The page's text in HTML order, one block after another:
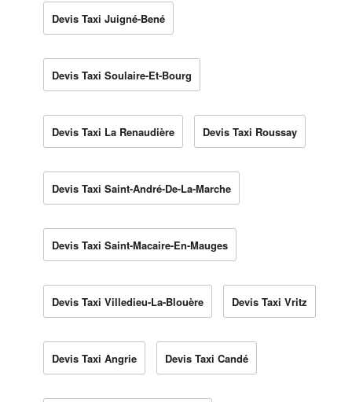
Devis Taxi Juigné-Bené
Devis Taxi Soulaire-Et-Bourg
Devis Taxi La Renaudière Devis Taxi Roussay
Devis Taxi Saint-André-De-La-Marche
Devis Taxi Saint-Macaire-En-Mauges
Devis Taxi Villedieu-La-Blouère Devis Taxi Vritz
Devis Taxi Angrie Devis Taxi Candé